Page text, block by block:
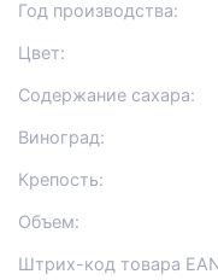
Год производства:
Цвет:
Содержание сахара:
Виноград:
Крепость:
Объем:
Штрих-код товара